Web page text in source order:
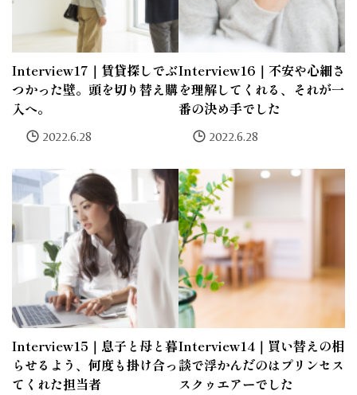
Interview17｜賃貸探しでぶ
つかった壁。頭を切り替え購
入へ。
2022.6.28
Interview16｜不安や心細さ
を理解してくれる、それが一
番の決め手でした
2022.6.28
Interview15｜息子と母と暮
らせるよう、何度も掛け合っ
てくれた担当者
Interview14｜買い替えの相
談で浮かんだのはプリンセス
スクゥエアーでした